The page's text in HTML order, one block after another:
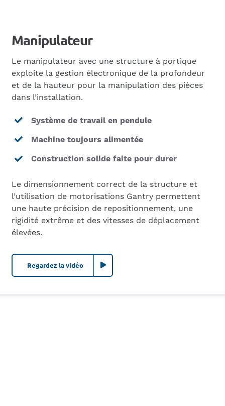
Manipulateur
Le manipulateur avec une structure à portique
exploite la gestion électronique de la profondeur
et de la hauteur pour la manipulation des pièces
dans l’installation.
Système de travail en pendule
Machine toujours alimentée
Construction solide faite pour durer
Le dimensionnement correct de la structure et
l’utilisation de motorisations Gantry permettent
une haute précision de repositionnement, une
rigidité extrême et des vitesses de déplacement
élevées.
Regardez la vidéo